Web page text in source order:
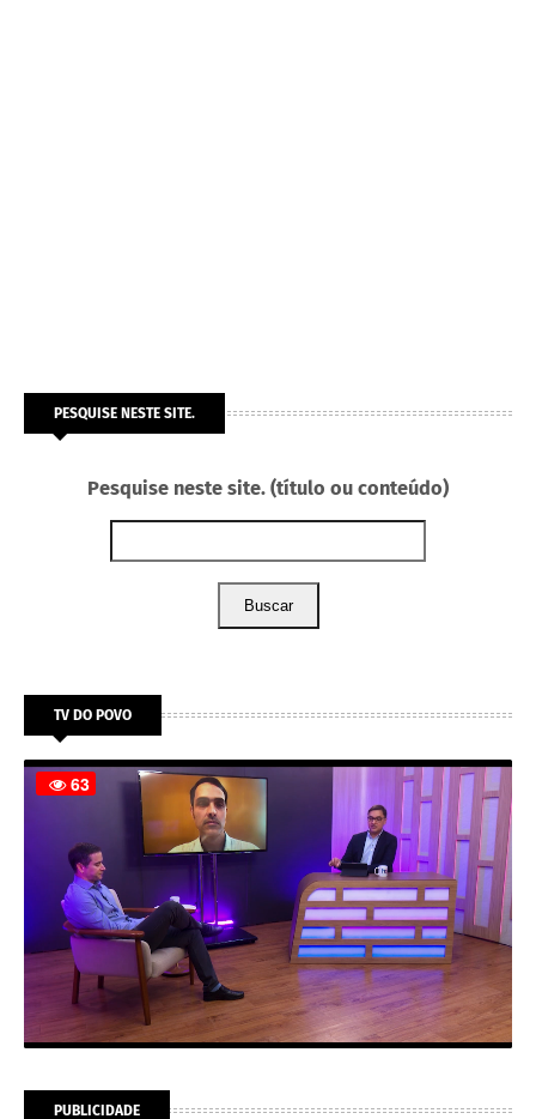
PESQUISE NESTE SITE.
Pesquise neste site. (título ou conteúdo)
Buscar
TV DO POVO
PUBLICIDADE